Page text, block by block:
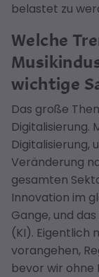
belastet zu
Welche
wichtige
Das große
Digitalisierung.
Digitalisierung,
Veränderung
gesamten
Innovation im
Gange, und
(KI). Eigentlich
vorangehen,
bevor wir ohne